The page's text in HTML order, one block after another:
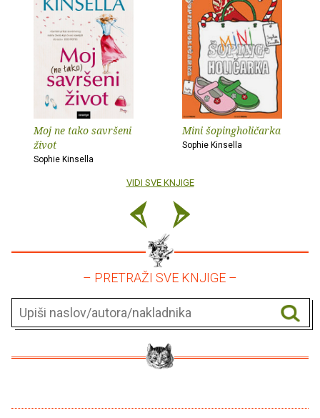
Moj ne tako savršeni
život
Sophie Kinsella
Mini šopingholičarka
Sophie Kinsella
VIDI SVE KNJIGE
– PRETRAŽI SVE KNJIGE –